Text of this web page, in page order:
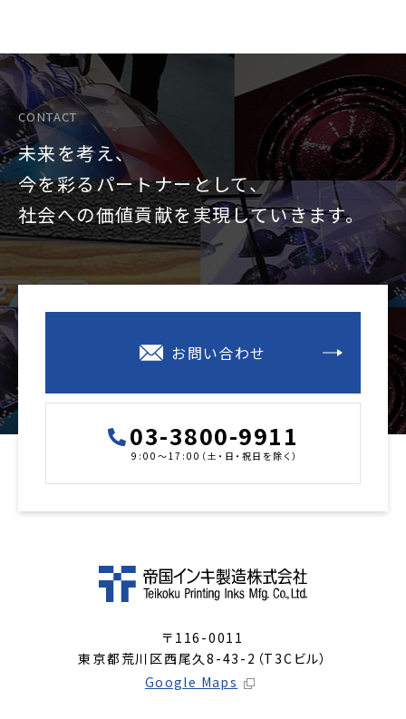
CONTACT
未来を考え、
今を彩るパートナーとして、
社会への価値貢献を実現していきます。
お問い合わせ
03-3800-9911
9:00～17:00（土・日・祝日を除く）
〒116-0011
東京都荒川区西尾久8-43-2（T3Cビル）
Google Maps